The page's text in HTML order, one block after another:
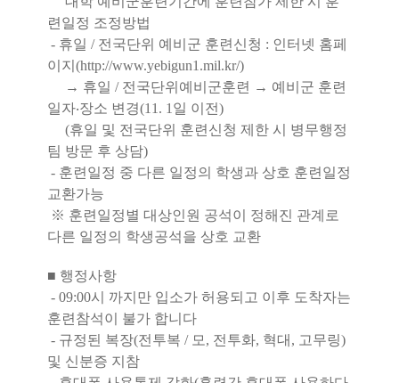
련일정 조정방법
- 휴일 / 전국단위 예비군 훈련신청 : 인터넷 홈페
이지(http://www.yebigun1.mil.kr/)
→ 휴일 / 전국단위예비군훈련 → 예비군 훈련
일자‧장소 변경(11. 1일 이전)
(휴일 및 전국단위 훈련신청 제한 시 병무행정
팀 방문 후 상담)
- 훈련일정 중 다른 일정의 학생과 상호 훈련일정
교환가능
※ 훈련일정별 대상인원 공석이 정해진 관계로
다른 일정의 학생공석을 상호 교환
■ 행정사항
- 09:00시 까지만 입소가 허용되고 이후 도착자는
훈련참석이 불가 합니다
- 규정된 복장(전투복 / 모, 전투화, 혁대, 고무링)
및 신분증 지참